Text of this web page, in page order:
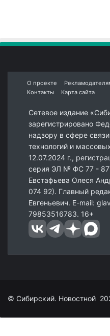
О проекте
Контакты
Карта сайта
Сетевое издание
зарегистрировано
надзору в сфере
технологий и
12.07.2024 г.,
серия ЭЛ № ФС 77 -
Евстафьева Олеся
074 92). Главный
Евгеньевич. E-mail:
79853516783. 16+
© Сибирский. Новостной